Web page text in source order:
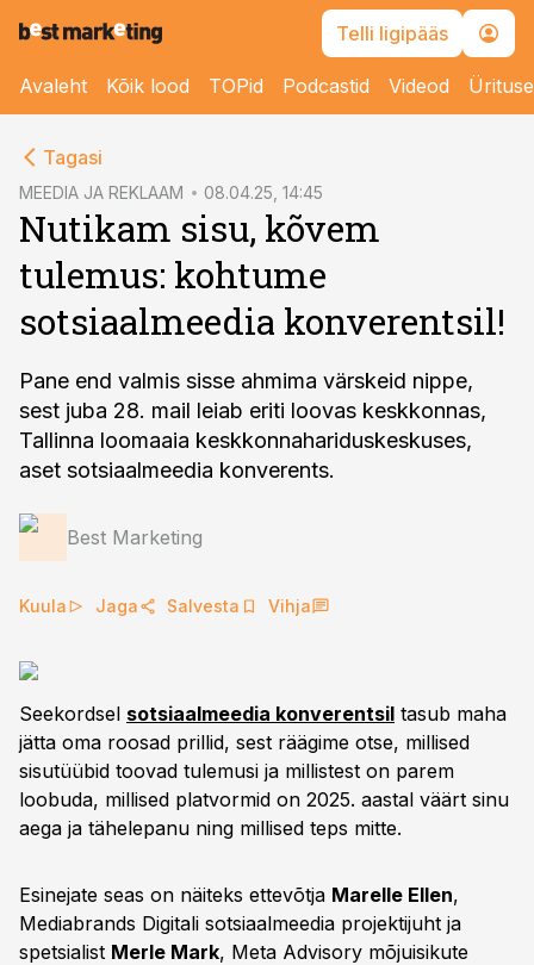
Telli ligipääs
Avaleht Kõik lood TOPid Podcastid Videod
Tagasi
MEEDIA JA REKLAAM 08.04.25, 14:45
Nutikam sisu, kõvem
tulemus: kohtume
sotsiaalmeedia konverentsil!
Pane end valmis sisse ahmima värskeid nippe,
sest juba 28. mail leiab eriti loovas keskkonnas,
Tallinna loomaaia keskkonnahariduskeskuses,
aset sotsiaalmeedia konverents.
Best Marketing
Kuula Jaga Salvesta Vihja
Seekordsel sotsiaalmeedia konverentsil tasub maha
jätta oma roosad prillid, sest räägime otse, millised
sisutüübid toovad tulemusi ja millistest on parem
loobuda, millised platvormid on 2025. aastal väärt sinu
aega ja tähelepanu ning millised teps mitte.
Esinejate seas on näiteks ettevõtja Marelle Ellen,
Mediabrands Digitali sotsiaalmeedia projektijuht ja
spetsialist Merle Mark, Meta Advisory mõjuisikute